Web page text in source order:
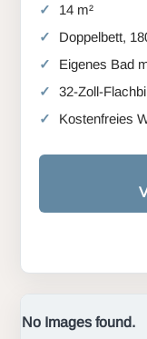
14 m²
Doppelbett,
Eigenes Bad
32-Zoll-
Kostenfreies
No Images found.